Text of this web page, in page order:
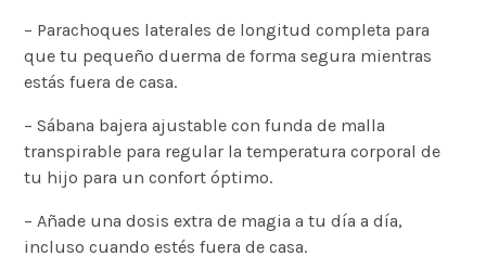
– Parachoques laterales de longitud completa para
que tu pequeño duerma de forma segura mientras
estás fuera de casa.
– Sábana bajera ajustable con funda de malla
transpirable para regular la temperatura corporal de
tu hijo para un confort óptimo.
– Añade una dosis extra de magia a tu día a día,
incluso cuando estés fuera de casa.